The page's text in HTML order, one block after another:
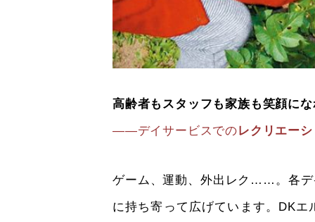
高齢者もスタッフも家族も笑顔に
――デイサービスでのレクリエー
ゲーム、運動、外出レク……。各デ
に持ち寄って広げています。DK